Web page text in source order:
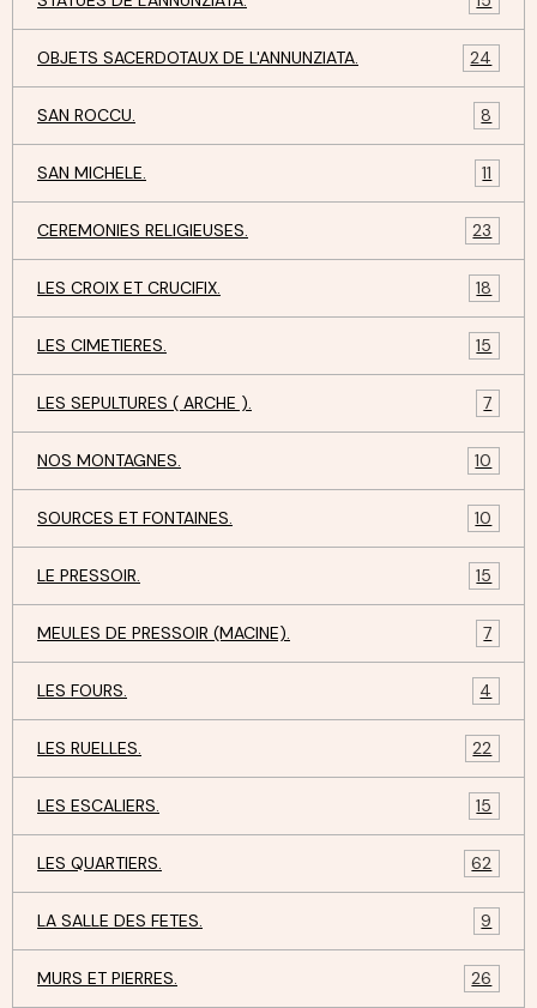
OBJETS SACERDOTAUX DE L'ANNUNZIATA. 24
SAN ROCCU. 8
SAN MICHELE. 11
CEREMONIES RELIGIEUSES. 23
LES CROIX ET CRUCIFIX. 18
LES CIMETIERES. 15
LES SEPULTURES ( ARCHE ). 7
NOS MONTAGNES. 10
SOURCES ET FONTAINES. 10
LE PRESSOIR. 15
MEULES DE PRESSOIR (MACINE). 7
LES FOURS. 4
LES RUELLES. 22
LES ESCALIERS. 15
LES QUARTIERS. 62
LA SALLE DES FETES. 9
MURS ET PIERRES. 26